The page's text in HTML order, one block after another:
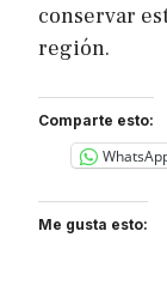
conservar
región.
Comparte esto:
Me gusta esto: